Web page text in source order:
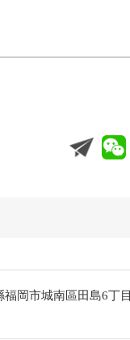
福岡市城南區田島6丁目